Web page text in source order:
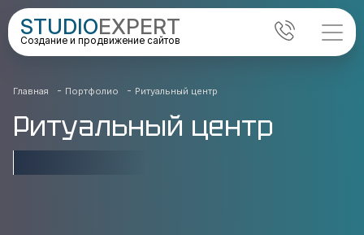
STUDIOEXPERT
Создание и продвижение сайтов
Главная - Портфолио - Ритуальный центр
Ритуальный центр